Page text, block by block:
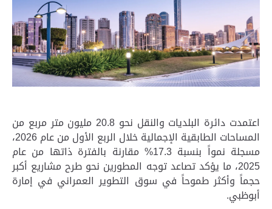
اعتمدت دائرة البلديات والنقل نحو 20.8 مليون متر مربع من
المساحات الطابقية الإجمالية خلال الربع الأول من عام 2026،
مسجلة نمواً بنسبة 17.3% مقارنة بالفترة ذاتها من عام
2025، ما يؤكد تصاعدتوجه المطورين نحو طرح مشاريع أكبر
حجماً وأكثر طموحاً في سوق التطوير العمراني في إمارة
أبوظبي.